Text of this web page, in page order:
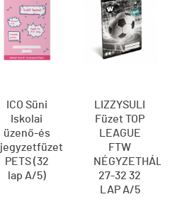
ICO Süni
Iskolai
üzenő-és
jegyzetfüzet
PETS (32
lap A/5)
LIZZYSULI
Füzet TOP
LEAGUE
FTW
NÉGYZETHÁLÓS
27-32 32
LAP A/5